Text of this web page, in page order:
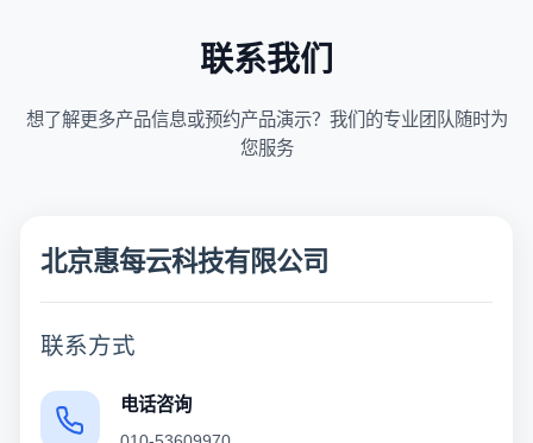
联系我们
想了解更多产品信息或预约产品演示？我们的专业团队随时为
您服务
北京惠每云科技有限公司
联系方式
电话咨询